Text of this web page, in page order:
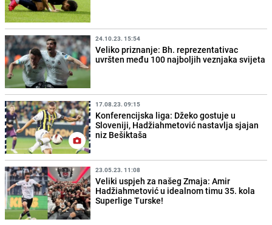
24.10.23. 15:54
Veliko priznanje: Bh. reprezentativac
uvršten među 100 najboljih veznjaka svijeta
17.08.23. 09:15
Konferencijska liga: Džeko gostuje u
Sloveniji, Hadžiahmetović nastavlja sjajan
niz Bešiktaša
23.05.23. 11:08
Veliki uspjeh za našeg Zmaja: Amir
Hadžiahmetović u idealnom timu 35. kola
Superlige Turske!